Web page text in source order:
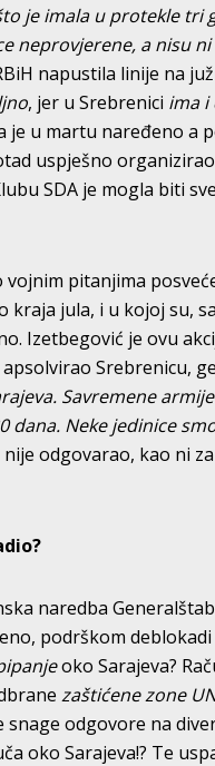
je imala u protekle tri
neprovjerene, a nisu
napustila linije na
, jer u Srebrenici ima i
je u martu naređeno a
uspješno
SDA je mogla biti
pitanjima
kraja jula, i u kojoj su,
Izetbegović je ovu
apsolvirao Srebrenicu,
Savremene
dana. Neke jedinice
odgovarao, kao ni
naredba
podrškom
oko Sarajeva?
zaštićene zone
snage odgovore na
oko Sarajeva!? Te